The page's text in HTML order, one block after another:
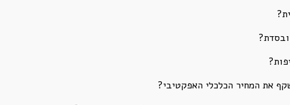
את המחיר הכלכלי האפקטיבי?